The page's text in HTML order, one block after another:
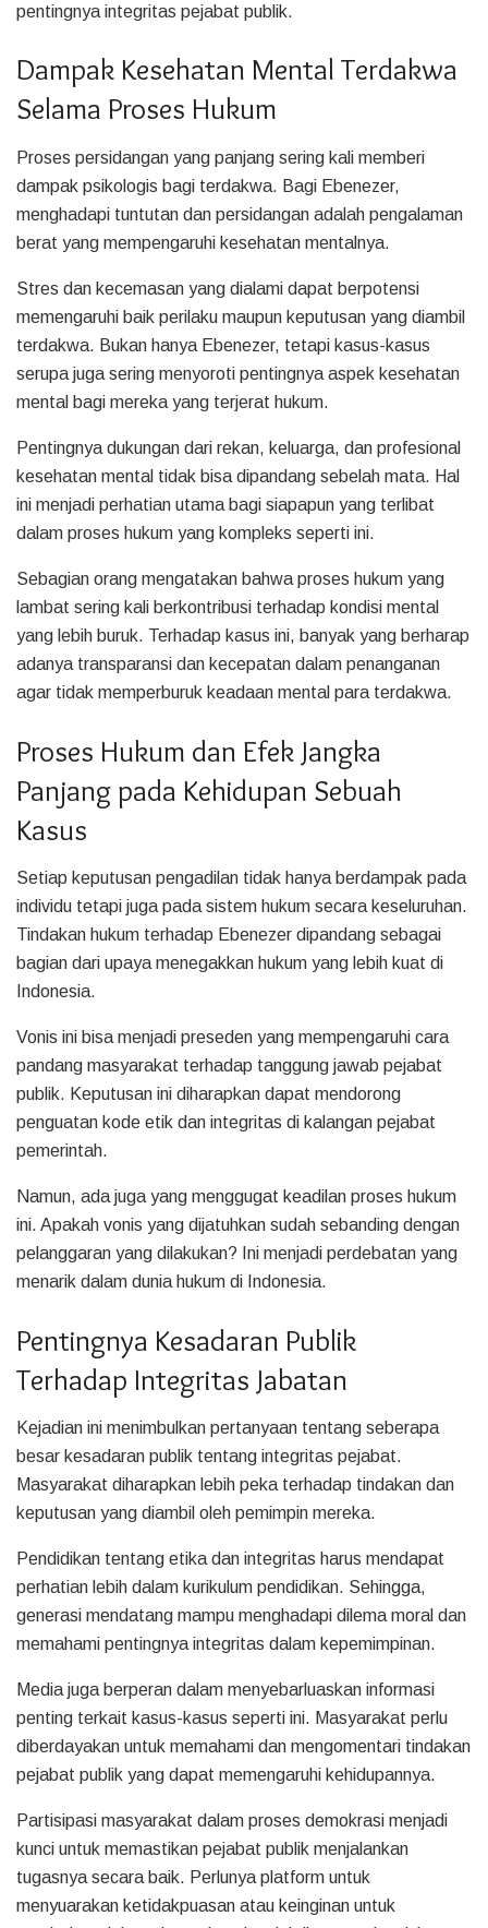
pentingnya integritas pejabat publik.
Dampak Kesehatan Mental Terdakwa
Selama Proses Hukum
Proses persidangan yang panjang sering kali memberi
dampak psikologis bagi terdakwa. Bagi Ebenezer,
menghadapi tuntutan dan persidangan adalah pengalaman
berat yang mempengaruhi kesehatan mentalnya.
Stres dan kecemasan yang dialami dapat berpotensi
memengaruhi baik perilaku maupun keputusan yang diambil
terdakwa. Bukan hanya Ebenezer, tetapi kasus-kasus
serupa juga sering menyoroti pentingnya aspek kesehatan
mental bagi mereka yang terjerat hukum.
Pentingnya dukungan dari rekan, keluarga, dan profesional
kesehatan mental tidak bisa dipandang sebelah mata. Hal
ini menjadi perhatian utama bagi siapapun yang terlibat
dalam proses hukum yang kompleks seperti ini.
Sebagian orang mengatakan bahwa proses hukum yang
lambat sering kali berkontribusi terhadap kondisi mental
yang lebih buruk. Terhadap kasus ini, banyak yang berharap
adanya transparansi dan kecepatan dalam penanganan
agar tidak memperburuk keadaan mental para terdakwa.
Proses Hukum dan Efek Jangka
Panjang pada Kehidupan Sebuah
Kasus
Setiap keputusan pengadilan tidak hanya berdampak pada
individu tetapi juga pada sistem hukum secara keseluruhan.
Tindakan hukum terhadap Ebenezer dipandang sebagai
bagian dari upaya menegakkan hukum yang lebih kuat di
Indonesia.
Vonis ini bisa menjadi preseden yang mempengaruhi cara
pandang masyarakat terhadap tanggung jawab pejabat
publik. Keputusan ini diharapkan dapat mendorong
penguatan kode etik dan integritas di kalangan pejabat
pemerintah.
Namun, ada juga yang menggugat keadilan proses hukum
ini. Apakah vonis yang dijatuhkan sudah sebanding dengan
pelanggaran yang dilakukan? Ini menjadi perdebatan yang
menarik dalam dunia hukum di Indonesia.
Pentingnya Kesadaran Publik
Terhadap Integritas Jabatan
Kejadian ini menimbulkan pertanyaan tentang seberapa
besar kesadaran publik tentang integritas pejabat.
Masyarakat diharapkan lebih peka terhadap tindakan dan
keputusan yang diambil oleh pemimpin mereka.
Pendidikan tentang etika dan integritas harus mendapat
perhatian lebih dalam kurikulum pendidikan. Sehingga,
generasi mendatang mampu menghadapi dilema moral dan
memahami pentingnya integritas dalam kepemimpinan.
Media juga berperan dalam menyebarluaskan informasi
penting terkait kasus-kasus seperti ini. Masyarakat perlu
diberdayakan untuk memahami dan mengomentari tindakan
pejabat publik yang dapat memengaruhi kehidupannya.
Partisipasi masyarakat dalam proses demokrasi menjadi
kunci untuk memastikan pejabat publik menjalankan
tugasnya secara baik. Perlunya platform untuk
menyuarakan ketidakpuasan atau keinginan untuk